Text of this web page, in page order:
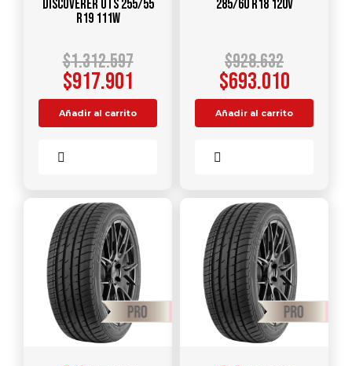
DISCOVERER UTS 255/55
R19 111W
$1.312.597
$917.901
Añadir al carrito
285/60 R18 120V
$928.632
$693.010
Añadir al carrito